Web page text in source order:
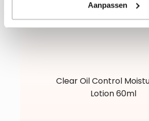
Aanpassen
Clear Oil Control
Lotion 60ml